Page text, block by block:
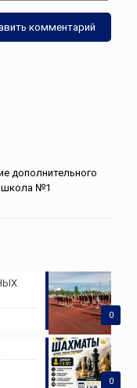
дополнительного
школа №1
0
0